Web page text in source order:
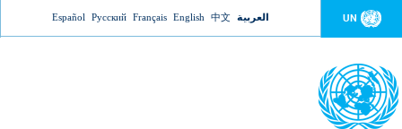
Jump to navigation UN العربية 中文
English
Français
Русский
Español